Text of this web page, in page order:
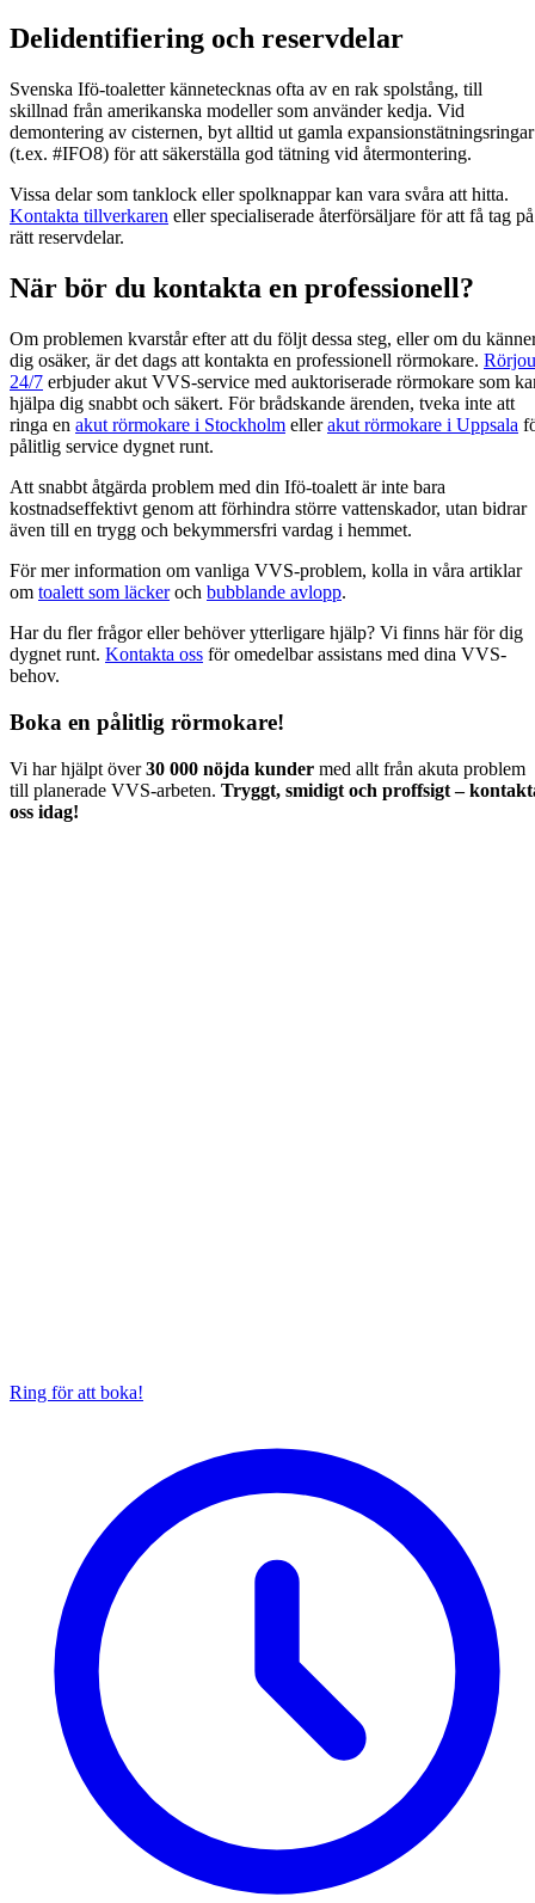
Delidentifiering och reservdelar
Svenska Ifö-toaletter kännetecknas ofta av en rak spolstång, till
skillnad från amerikanska modeller som använder kedja. Vid
demontering av cisternen, byt alltid ut gamla expansionstätningsringar
(t.ex. #IFO8) för att säkerställa god tätning vid återmontering.
Vissa delar som tanklock eller spolknappar kan vara svåra att hitta.
Kontakta tillverkaren eller specialiserade återförsäljare för att få tag på
rätt reservdelar.
När bör du kontakta en professionell?
Om problemen kvarstår efter att du följt dessa steg, eller om du
dig osäker, är det dags att kontakta en professionell rörmokare.
24/7 erbjuder akut VVS-service med auktoriserade rörmokare som
hjälpa dig snabbt och säkert. För brådskande ärenden, tveka inte att
ringa en akut rörmokare i Stockholm ellerakut rörmokare i Uppsala
pålitlig service dygnet runt.
Att snabbt åtgärda problem med din Ifö-toalett är inte bara
kostnadseffektivt genom att förhindra större vattenskador, utan bidrar
även till en trygg och bekymmersfri vardag i hemmet.
För mer information om vanliga VVS-problem, kolla in våra artiklar
om toalett som läckeroch bubblande avlopp.
Har du fler frågor eller behöver ytterligare hjälp? Vi finns här för dig
dygnet runt. Kontakta oss för omedelbar assistans med dina VVS-
behov.
Boka en pålitlig rörmokare!
Vi har hjälpt över30 000 nöjda kunder med allt från akuta problem
till planerade VVS-arbeten. Tryggt, smidigt och proffsigt –
oss idag!
Ring för att boka!